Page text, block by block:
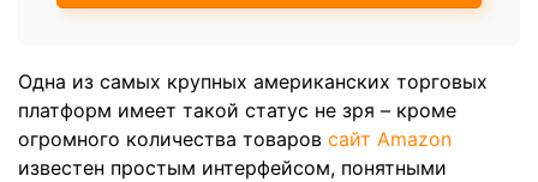
Одна из самых крупных американских торговых
платформ имеет такой статус не зря – кроме
огромного количества товаров сайт Amazon
известен простым интерфейсом, понятными